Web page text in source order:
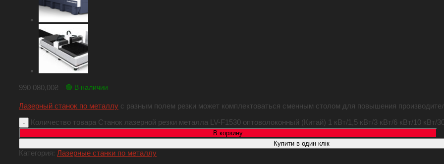
990 080,00₴ 🟢 В наличии
Лазерный станок по металлу с разным полем резки может комплектоваться сменным столом для повышения
Количество товара Станок лазерной резки металла LV-F1530 оптоволоконный (Китай) 1 кВт/1,5 кВт/3 кВт/6 кВт/10 кВт/
В корзину
Купити в один клік
Категория: Лазерные станки по металлу